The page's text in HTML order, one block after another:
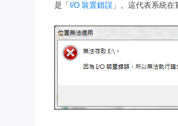
是「 I/O 裝置錯誤 」。這代表系統